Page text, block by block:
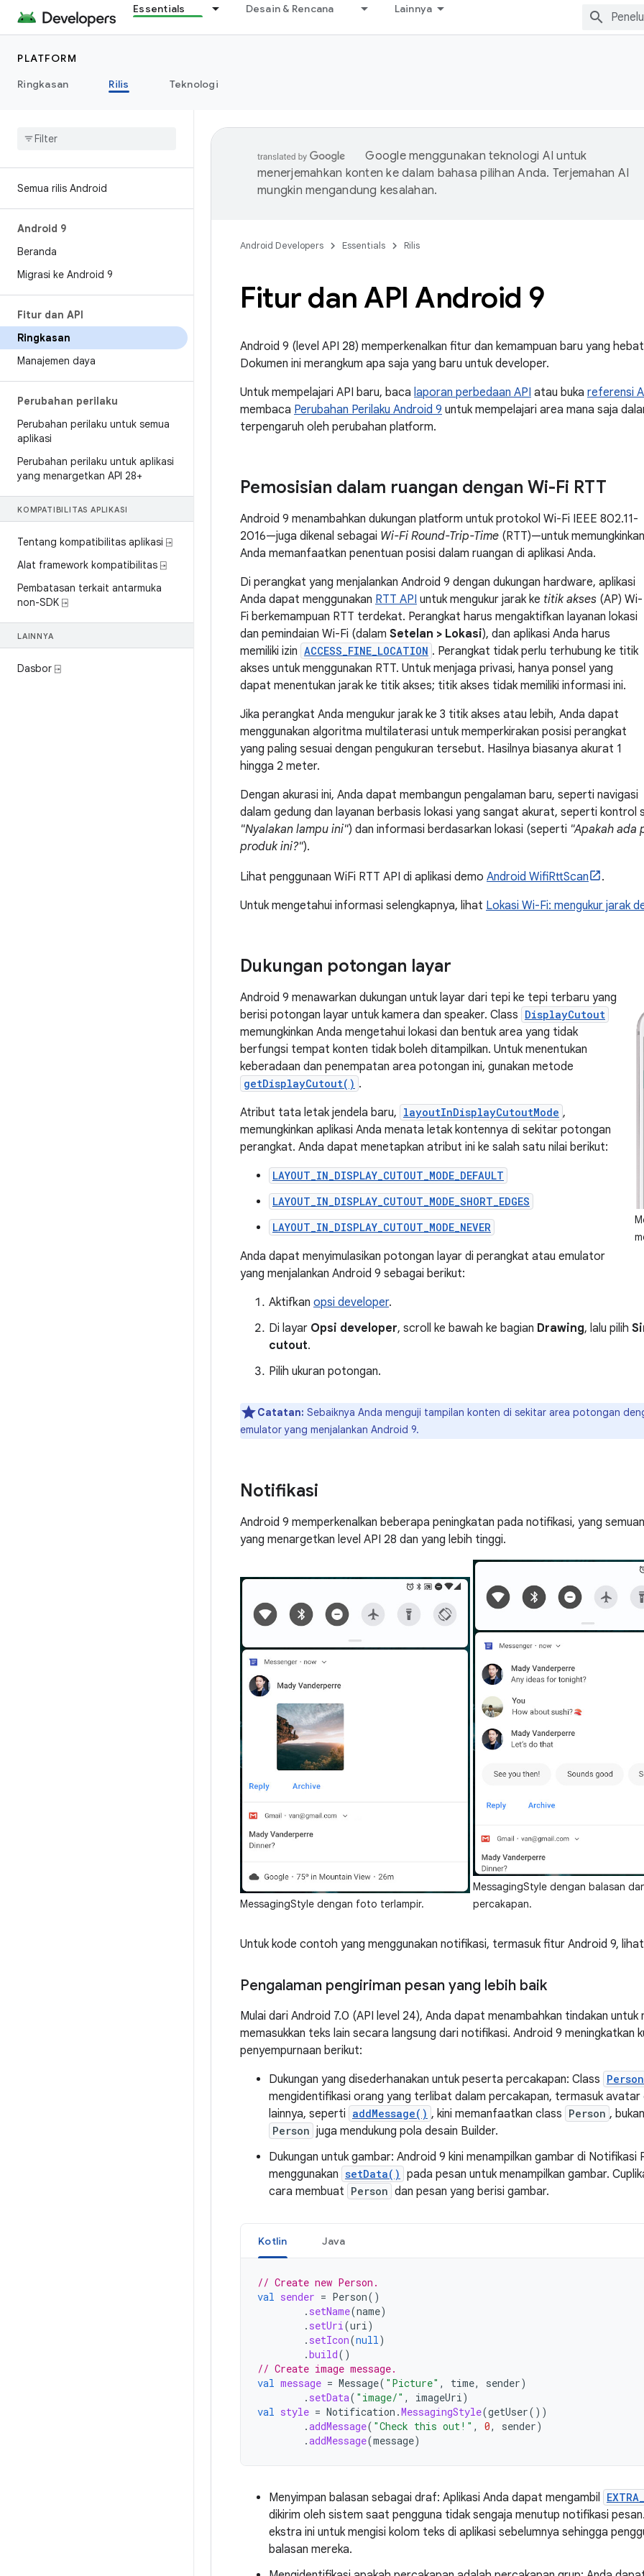
Essentials Desain & Rencana Lainnya
PLATFORM
Ringkasan
Rilis Teknologi
Semua rilis Android
Android 9
Beranda
Migrasi ke Android 9
Fitur dan API
Ringkasan
Manajemen daya
Perubahan perilaku
Perubahan perilaku untuk semua
aplikasi
Perubahan perilaku untuk aplikasi
yang menargetkan API 28+
KOMPATIBILITAS APLIKASI
Tentang kompatibilitas aplikasi ⍈
Alat framework kompatibilitas ⍈
Pembatasan terkait antarmuka
non-SDK ⍈
LAINNYA
Dasbor ⍈
Google menggunakan teknologi AI untuk
menerjemahkan konten ke dalam bahasa pilihan Anda. Terjemahan AI
mungkin mengandung kesalahan.
Android Developers Essentials Rilis
Fitur dan API Android 9
Android 9 (level API 28) memperkenalkan fitur dan kemampuan baru yang
Dokumen ini merangkum apa saja yang baru untuk developer.
Untuk mempelajari API baru, baca laporan perbedaan API atau buka referensi
membaca Perubahan Perilaku Android 9 untuk mempelajari area mana saja
terpengaruh oleh perubahan platform.
Pemosisian dalam ruangan dengan Wi-Fi RTT
Android 9 menambahkan dukungan platform untuk protokol Wi-Fi IEEE 802.11-
2016—juga dikenal sebagai Wi-Fi Round-Trip-Time (RTT)—untuk memungkinkan
Anda memanfaatkan penentuan posisi dalam ruangan di aplikasi Anda.
Di perangkat yang menjalankan Android 9 dengan dukungan hardware, aplikasi
Anda dapat menggunakan RTT API untuk mengukur jarak ke titik akses (AP) Wi-
Fi berkemampuan RTT terdekat. Perangkat harus mengaktifkan layanan lokasi
dan pemindaian Wi-Fi (dalam Setelan > Lokasi), dan aplikasi Anda harus
memiliki izin ACCESS_FINE_LOCATION . Perangkat tidak perlu terhubung ke titik
akses untuk menggunakan RTT. Untuk menjaga privasi, hanya ponsel yang
dapat menentukan jarak ke titik akses; titik akses tidak memiliki informasi ini.
Jika perangkat Anda mengukur jarak ke 3 titik akses atau lebih, Anda dapat
menggunakan algoritma multilaterasi untuk memperkirakan posisi perangkat
yang paling sesuai dengan pengukuran tersebut. Hasilnya biasanya akurat 1
hingga 2 meter.
Dengan akurasi ini, Anda dapat membangun pengalaman baru, seperti navigasi
dalam gedung dan layanan berbasis lokasi yang sangat akurat, seperti kontrol
"Nyalakan lampu ini") dan informasi berdasarkan lokasi (seperti "Apakah ada
produk ini?").
Lihat penggunaan WiFi RTT API di aplikasi demo Android WifiRttScan
.
Untuk mengetahui informasi selengkapnya, lihat Lokasi Wi-Fi: mengukur jarak
Dukungan potongan layar
Android 9 menawarkan dukungan untuk layar dari tepi ke tepi terbaru yang
berisi potongan layar untuk kamera dan speaker. Class DisplayCutout
memungkinkan Anda mengetahui lokasi dan bentuk area yang tidak
berfungsi tempat konten tidak boleh ditampilkan. Untuk menentukan
keberadaan dan penempatan area potongan ini, gunakan metode
getDisplayCutout() .
Atribut tata letak jendela baru, layoutInDisplayCutoutMode ,
memungkinkan aplikasi Anda menata letak kontennya di sekitar potongan
perangkat. Anda dapat menetapkan atribut ini ke salah satu nilai berikut:
LAYOUT_IN_DISPLAY_CUTOUT_MODE_DEFAULT
LAYOUT_IN_DISPLAY_CUTOUT_MODE_SHORT_EDGES
LAYOUT_IN_DISPLAY_CUTOUT_MODE_NEVER
Anda dapat menyimulasikan potongan layar di perangkat atau emulator
yang menjalankan Android 9 sebagai berikut:
Aktifkan opsi developer.
Di layar Opsi developer, scroll ke bawah ke bagian Drawing, lalu pilih
cutout.
Pilih ukuran potongan.
Catatan: Sebaiknya Anda menguji tampilan konten di sekitar area potongan
emulator yang menjalankan Android 9.
Notifikasi
Android 9 memperkenalkan beberapa peningkatan pada notifikasi, yang
yang menargetkan level API 28 dan yang lebih tinggi.
MessagingStyle dengan foto terlampir.
MessagingStyle dengan balasan
percakapan.
Untuk kode contoh yang menggunakan notifikasi, termasuk fitur Android 9,
Pengalaman pengiriman pesan yang lebih baik
Mulai dari Android 7.0 (API level 24), Anda dapat menambahkan tindakan
memasukkan teks lain secara langsung dari notifikasi. Android 9 meningkatkan
penyempurnaan berikut:
Dukungan yang disederhanakan untuk peserta percakapan: Class Person
mengidentifikasi orang yang terlibat dalam percakapan, termasuk avatar
lainnya, seperti addMessage() , kini memanfaatkan class Person ,
Person juga mendukung pola desain Builder.
Dukungan untuk gambar: Android 9 kini menampilkan gambar di Notifikasi
menggunakan setData() pada pesan untuk menampilkan gambar.
cara membuat Person dan pesan yang berisi gambar.
Kotlin Java
// Create new Person.
val sender = Person()
. setName(name)
. setUri (uri )
. setIcon(null )
.build()
// Create image message.
val message = Message( "Picture" , time, sender)
. setData( "image/" , imageUri )
val style = Notification .MessagingStyle(getUser())
.addMessage( "Check this out!" , 0, sender)
.addMessage(message)
Menyimpan balasan sebagai draf: Aplikasi Anda dapat mengambil
dikirim oleh sistem saat pengguna tidak sengaja menutup notifikasi
ekstra ini untuk mengisi kolom teks di aplikasi sebelumnya sehingga
balasan mereka.